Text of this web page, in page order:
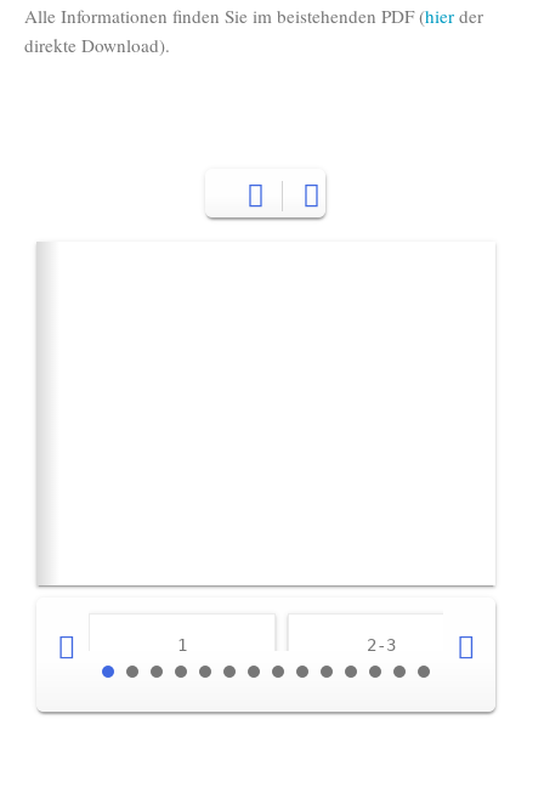
Alle Informationen finden Sie im beistehenden PDF (hier der
direkte Download).
1 2-3